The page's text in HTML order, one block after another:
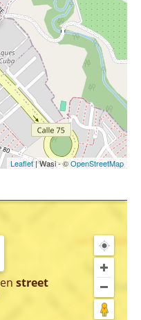
Leaflet| Wasi - ©OpenStreetMap
en street